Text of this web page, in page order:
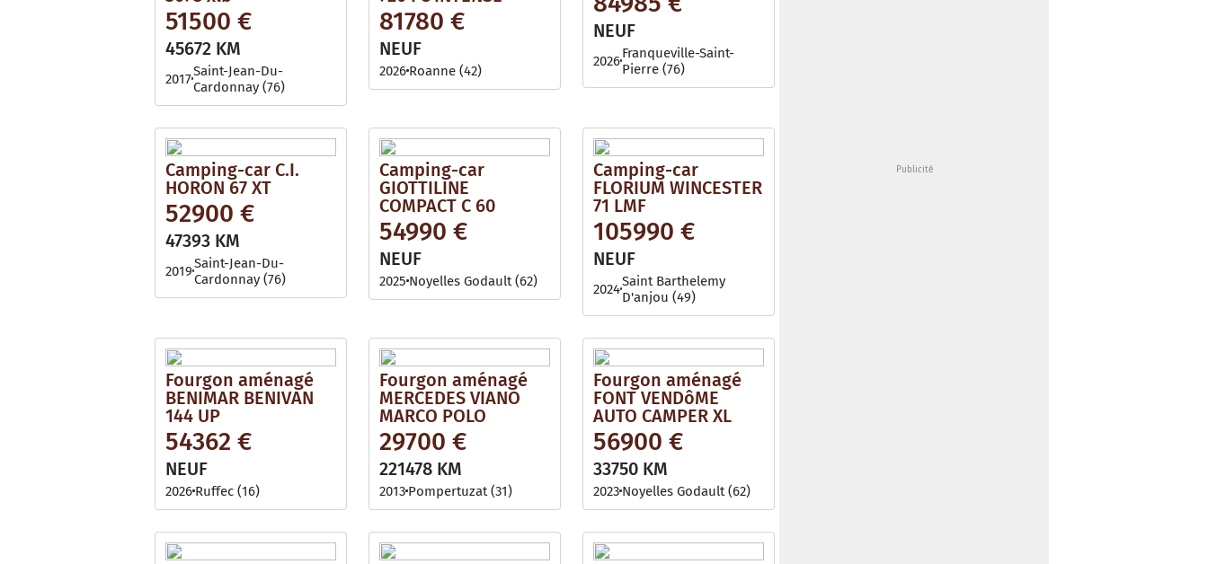
51500 €
45672 KM
2017Saint-Jean-Du-
Cardonnay (76)
81780 €
NEUF
2026 Roanne (42)
NEUF
2026Franqueville-Saint-
Pierre (76)
Camping-car C.I.
HORON 67 XT
52900 €
47393 KM
2019Saint-Jean-Du-
Cardonnay (76)
Camping-car
GIOTTILINE
COMPACT C 60
54990 €
NEUF
2025 Noyelles Godault (62)
Camping-car
FLORIUM WINCESTER
71 LMF
105990 €
NEUF
2024Saint Barthelemy
D'anjou (49)
Fourgon aménagé
BENIMAR BENIVAN
144 UP
54362 €
NEUF
2026 Ruffec (16)
Fourgon aménagé
MERCEDES VIANO
MARCO POLO
29700 €
221478 KM
2013 Pompertuzat (31)
Fourgon aménagé
FONT VENDôME
AUTO CAMPER XL
56900 €
33750 KM
2023 Noyelles Godault (62)